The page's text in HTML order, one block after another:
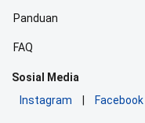
Panduan
FAQ
Sosial Media
Instagram
Facebook